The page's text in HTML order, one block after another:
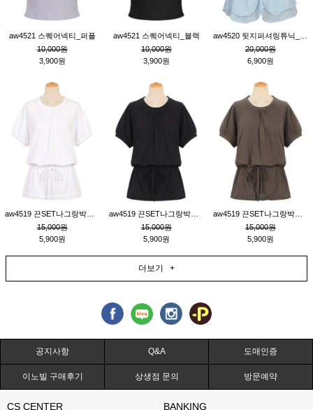
aw4521 스퀘어넥티_퍼플
10,000원
3,900원
aw4521 스퀘어넥티_블랙
10,000원
3,900원
20,000원
6,900원
15,000원
5,900원
15,000원
5,900원
15,000원
5,900원
더보기 +
공지사항 Q&A 도매인증
이노빌 구매후기 상생점 문의 방문예약
CS CENTER BANKING